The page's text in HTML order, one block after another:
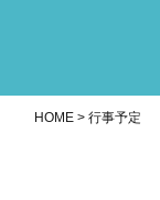
HOME >行事予定